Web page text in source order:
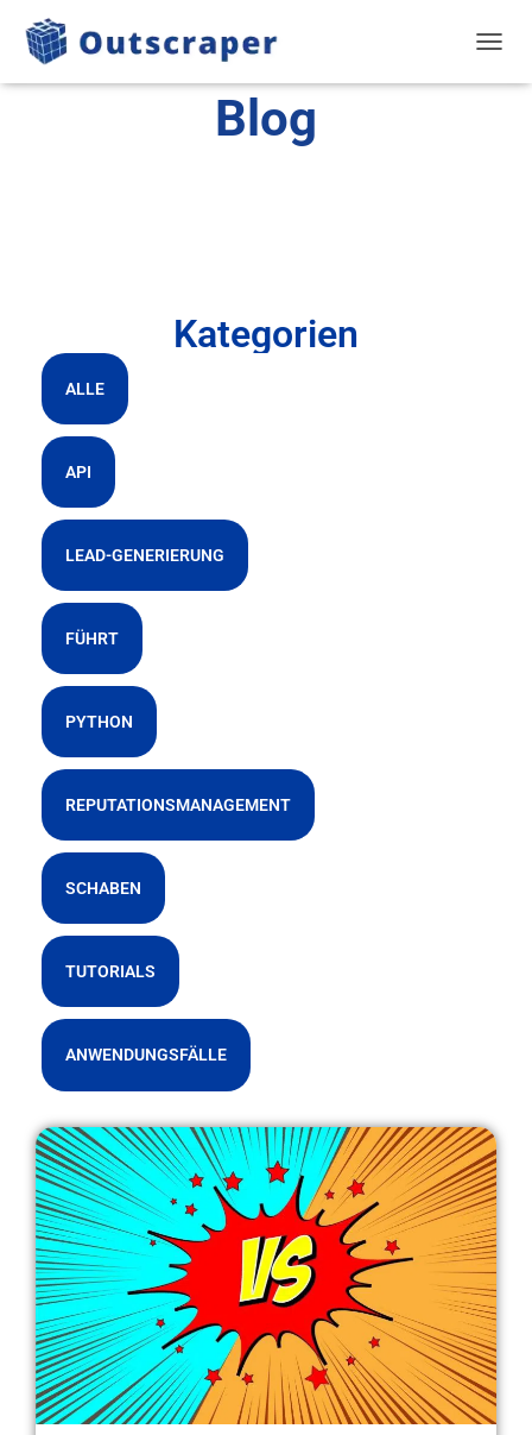
Blog
Kategorien
ALLE
API
LEAD-GENERIERUNG
FÜHRT
PYTHON
REPUTATIONSMANAGEMENT
SCHABEN
TUTORIALS
ANWENDUNGSFÄLLE